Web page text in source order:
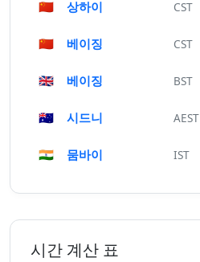
🇨🇳 상하이 CST
🇨🇳 베이징 CST
🇬🇧 베이징 BST
🇦🇺 시드니 AEST
🇮🇳 뭄바이 IST
시간 계산 표